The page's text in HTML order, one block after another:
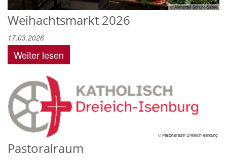
© Alexander Schulte-Sasse
Weihachtsmarkt 2026
17.03.2026
Weiter lesen
© Pastoralraum Dreieich-Isenburg
Pastoralraum